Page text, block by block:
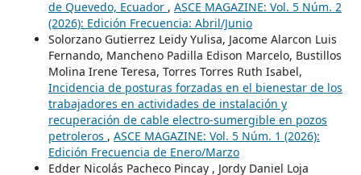
de Quevedo, Ecuador , ASCE MAGAZINE: Vol. 5 Núm. 2
(2026): Edición Frecuencia: Abril/Junio
Solorzano Gutierrez Leidy Yulisa, Jacome Alarcon Luis
Fernando, Mancheno Padilla Edison Marcelo, Bustillos
Molina Irene Teresa, Torres Torres Ruth Isabel,
Incidencia de posturas forzadas en el bienestar de los
trabajadores en actividades de instalación y
recuperación de cable electro-sumergible en pozos
petroleros , ASCE MAGAZINE: Vol. 5 Núm. 1 (2026):
Edición Frecuencia de Enero/Marzo
Edder Nicolás Pacheco Pincay , Jordy Daniel Loja